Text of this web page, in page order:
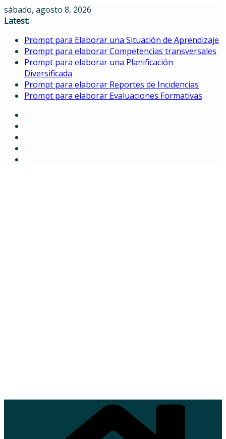
Skip
to
sábado, agosto 8, 2026
Latest:
Prompt para Elaborar una Situación de Aprendizaje
Prompt para elaborar Competencias transversales
Prompt para elaborar una Planificación
Diversificada
Prompt para elaborar Reportes de Incidencias
Prompt para elaborar Evaluaciones Formativas